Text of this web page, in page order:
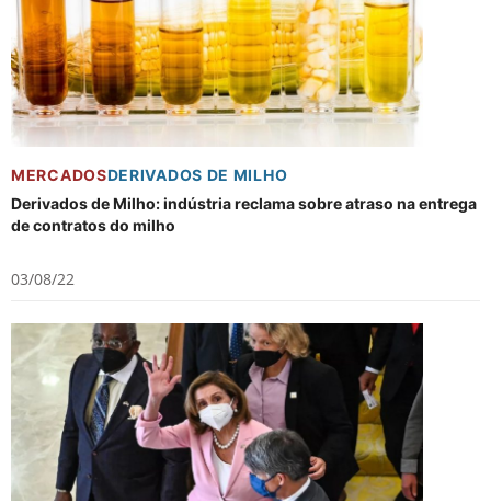
MERCADOSDERIVADOS DE MILHO
Derivados de Milho: indústria reclama sobre atraso na entrega
de contratos do milho
03/08/22